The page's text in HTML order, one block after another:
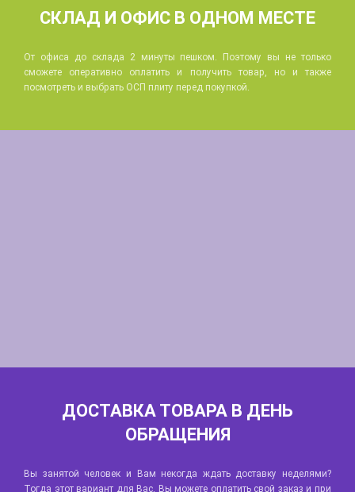
СКЛАД И ОФИС В ОДНОМ МЕСТЕ
От офиса до склада 2 минуты пешком. Поэтому вы не только
сможете оперативно оплатить и получить товар, но и также
посмотреть и выбрать ОСП плиту перед покупкой.
ДОСТАВКА ТОВАРА В ДЕНЬ
ОБРАЩЕНИЯ
Вы занятой человек и Вам некогда ждать доставку неделями?
Тогда этот вариант для Вас. Вы можете оплатить свой заказ и при